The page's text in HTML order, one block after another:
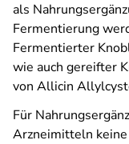
als
Fermentierung
Fermentierter
wie auch gereifter
von Allicin
Für
Arzneimitteln